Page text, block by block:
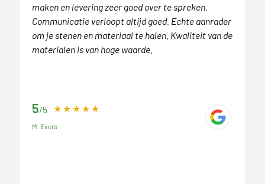
maken en levering zeer goed over te spreken.
Communicatie verloopt altijd goed. Echte aanrader
om je stenen en materiaal te halen. Kwaliteit van de
materialen is van hoge waarde.
5/5
M. Evers